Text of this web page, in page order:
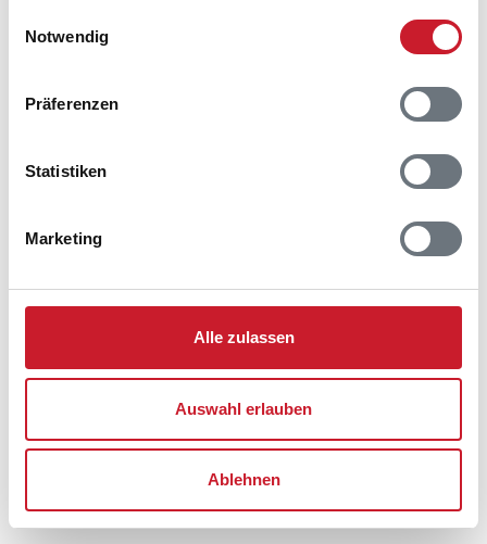
Notwendig
Präferenzen
Statistiken
Marketing
Alle zulassen
Auswahl erlauben
Ablehnen
Belegungskalender
Reisedauer auswählen
Anreisetag im Belegungskalender anklicken
Sie bekommen Verfügbarkeit und Preis angezeigt